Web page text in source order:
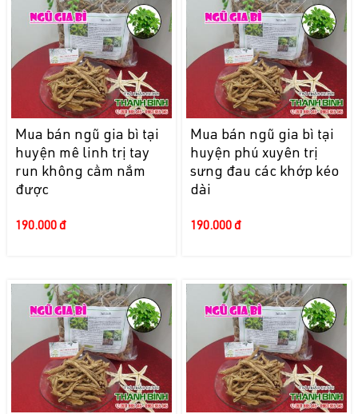
Mua bán ngũ gia bì tại
huyện mê linh trị tay
run không cầm nắm
được
190.000 đ
Mua bán ngũ gia bì tại
huyện phú xuyên trị
sưng đau các khớp kéo
dài
190.000 đ